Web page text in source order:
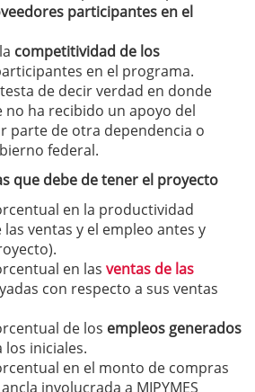
participantes en el
competitividad de los
en el programa.
de decir verdad en donde
no ha recibido un apoyo del
parte de otra dependencia o
federal.
que debe de tener el proyecto
en la productividad
ventas y el empleo antes y
en las ventas de las
con respecto a sus ventas
de los empleos generados
los iniciales.
en el monto de compras
involucrada a MIPYMES